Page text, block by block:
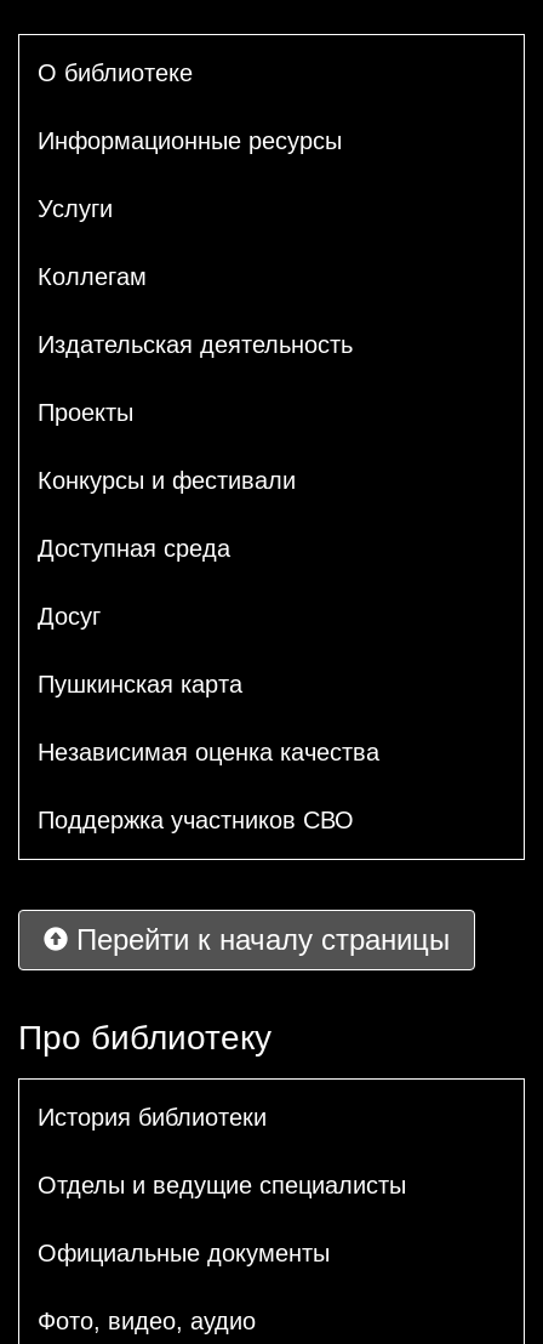
О библиотеке
Информационные ресурсы
Услуги
Коллегам
Издательская деятельность
Проекты
Конкурсы и фестивали
Доступная среда
Досуг
Пушкинская карта
Независимая оценка качества
Поддержка участников СВО
Перейти к началу страницы
Про библиотеку
История библиотеки
Отделы и ведущие специалисты
Официальные документы
Фото, видео, аудио